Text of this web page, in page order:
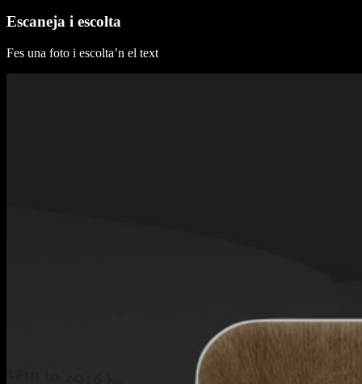
Escaneja i escolta
Fes una foto i escolta’n el text